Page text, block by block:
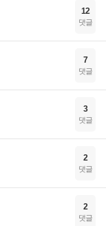
12
댓글
7
댓글
3
댓글
2
댓글
2
댓글